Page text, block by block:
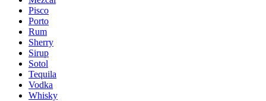
Pisco
Porto
Rum
Sherry
Sirup
Sotol
Tequila
Vodka
Whisky